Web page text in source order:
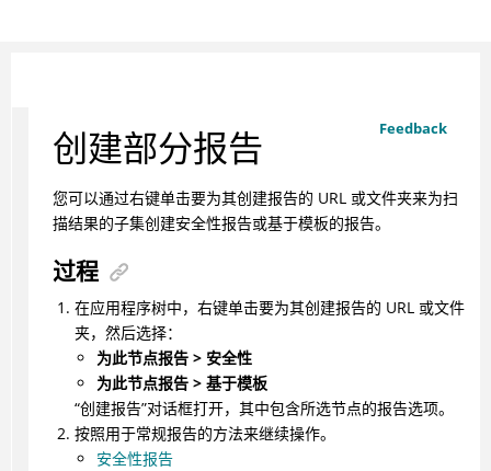
Feedback
创建部分报告
您可以通过右键单击要为其创建报告的 URL 或文件夹来为扫
描结果的子集创建安全性报告或基于模板的报告。
过程
在应用程序树中，右键单击要为其创建报告的 URL 或文件
夹，然后选择：
为此节点报告 > 安全性
为此节点报告 > 基于模板
“创建报告”对话框打开，其中包含所选节点的报告选项。
按照用于常规报告的方法来继续操作。
安全性报告